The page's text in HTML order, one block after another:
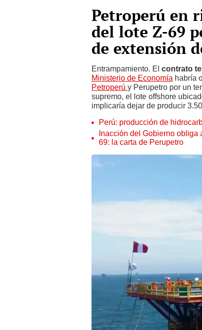
Petroperú en
del lote Z-69
de extensión
Entrampamiento. El contrato
Ministerio de Economía habría
Petroperú y Perupetro por un
supremo, el lote offshore
implicaría dejar de producir
Perú: producción de
Inacción del Gobierno obliga
69: la carta de Perupetro